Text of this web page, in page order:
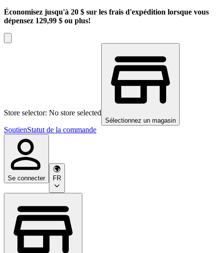
Économisez jusqu'à 20 $ sur les frais d'expédition lorsque vous
dépensez 129,99 $ ou plus!
Store selector: No store selected
Sélectionnez un magasin
SoutienStatut de la commande
Se connecter FR